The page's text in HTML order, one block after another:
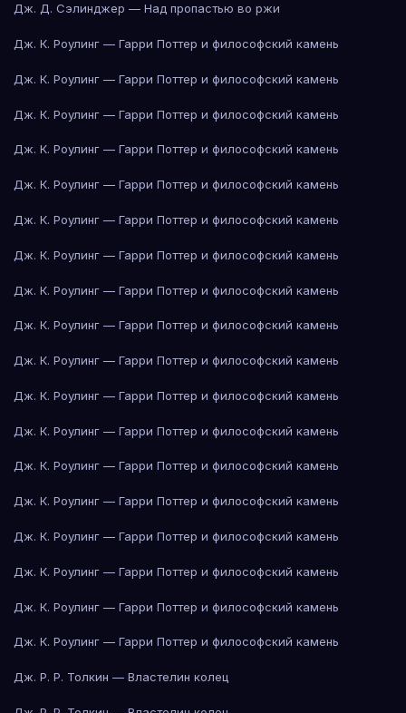
Дж. Д. Сэлинджер — Над пропастью во ржи
Дж. К. Роулинг — Гарри Поттер и философский камень
Дж. К. Роулинг — Гарри Поттер и философский камень
Дж. К. Роулинг — Гарри Поттер и философский камень
Дж. К. Роулинг — Гарри Поттер и философский камень
Дж. К. Роулинг — Гарри Поттер и философский камень
Дж. К. Роулинг — Гарри Поттер и философский камень
Дж. К. Роулинг — Гарри Поттер и философский камень
Дж. К. Роулинг — Гарри Поттер и философский камень
Дж. К. Роулинг — Гарри Поттер и философский камень
Дж. К. Роулинг — Гарри Поттер и философский камень
Дж. К. Роулинг — Гарри Поттер и философский камень
Дж. К. Роулинг — Гарри Поттер и философский камень
Дж. К. Роулинг — Гарри Поттер и философский камень
Дж. К. Роулинг — Гарри Поттер и философский камень
Дж. К. Роулинг — Гарри Поттер и философский камень
Дж. К. Роулинг — Гарри Поттер и философский камень
Дж. К. Роулинг — Гарри Поттер и философский камень
Дж. К. Роулинг — Гарри Поттер и философский камень
Дж. Р. Р. Толкин — Властелин колец